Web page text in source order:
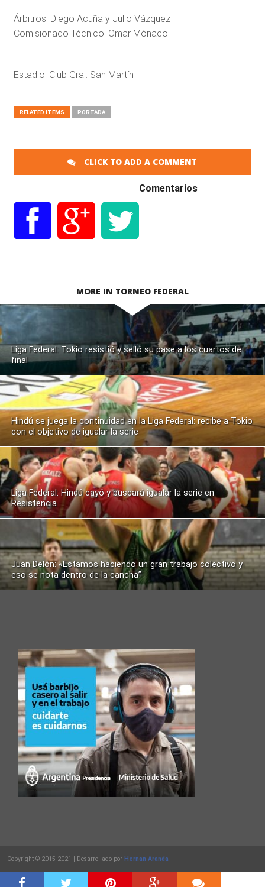
Árbitros: Diego Acuña y Julio Vázquez
Comisionado Técnico: Omar Mónaco
Estadio: Club Gral. San Martín
RELATED ITEMS PORTADA
CLICK TO ADD A COMMENT
Comentarios
MORE IN TORNEO FEDERAL
Liga Federal: Tokio resistió y selló su pase a los cuartos de
final
Hindú se juega la continuidad en la Liga Federal: recibe a Tokio
con el objetivo de igualar la serie
Liga Federal: Hindú cayó y buscará igualar la serie en
Resistencia
Juan Delón: «Estamos haciendo un gran trabajo colectivo y
eso se nota dentro de la cancha”
Copyright © 2015-2021 | Desarrollado por Hernan Aranda